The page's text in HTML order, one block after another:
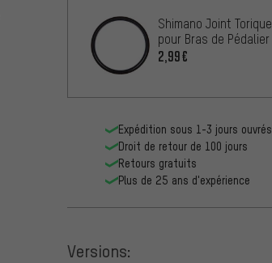
Shimano Joint Torique
pour Bras de Pédalier
2,99€
Expédition sous 1-3 jours ouvrés
Droit de retour de 100 jours
Retours gratuits
Plus de 25 ans d'expérience
Versions: